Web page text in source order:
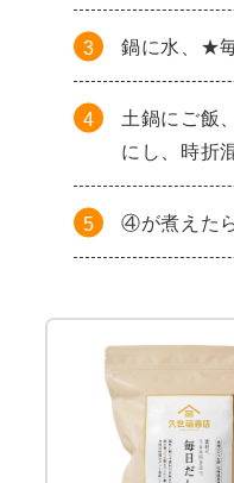
鍋に水、★
土鍋にご飯
にし、時折
④が煮えた